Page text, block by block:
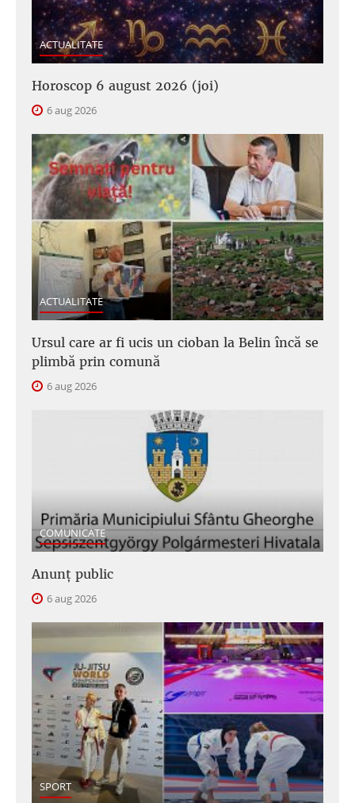
ACTUALITATE
Horoscop 6 august 2026 (joi)
6 aug 2026
ACTUALITATE
Ursul care ar fi ucis un cioban la Belin încă se
plimbă prin comună
6 aug 2026
COMUNICATE
Anunţ public
6 aug 2026
SPORT